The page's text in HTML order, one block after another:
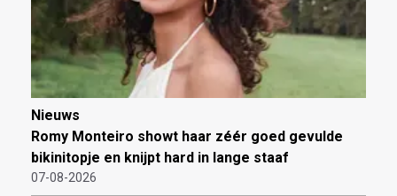
Nieuws
Romy Monteiro showt haar zéér goed gevulde
bikinitopje en knijpt hard in lange staaf
07-08-2026